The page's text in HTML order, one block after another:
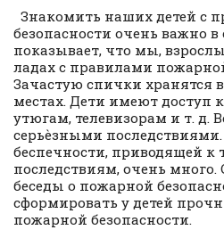
Знакомить наших детей с
безопасности очень важно
показывает, что мы,
ладах с правилами
Зачастую спички хранятся
местах. Дети имеют доступ
утюгам, телевизорам и т. д.
серьѐзными
беспечности, приводящей к
последствиям, очень много.
беседы о пожарной
сформировать у детей
пожарной безопасности.